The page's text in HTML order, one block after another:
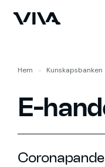
Hem » Kunskaps­banken
E-